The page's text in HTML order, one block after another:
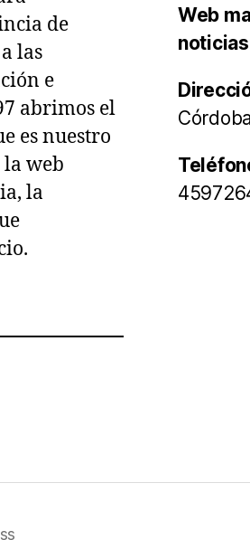
de
las
e
abrimos el
es nuestro
web
la
Web